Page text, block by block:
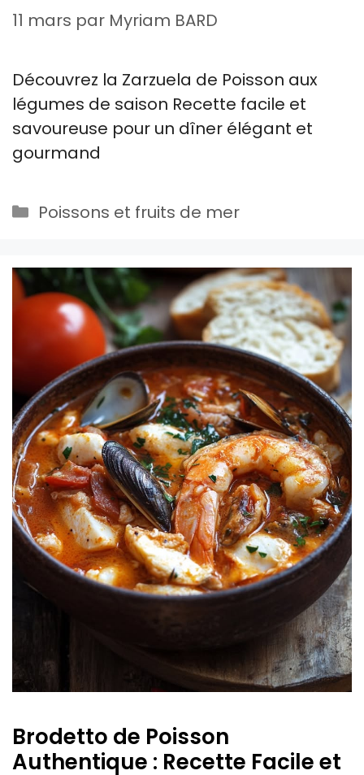
11 mars par Myriam BARD
Découvrez la Zarzuela de Poisson aux
légumes de saison Recette facile et
savoureuse pour un dîner élégant et
gourmand
Catégories
Poissons et fruits de mer
Brodetto de Poisson
Authentique : Recette Facile et